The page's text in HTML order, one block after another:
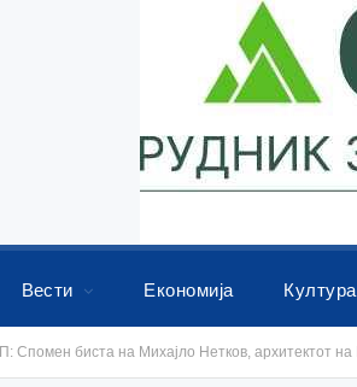
Вести Економија Култура
Спомен биста на Михајло Нетков, архитектот на